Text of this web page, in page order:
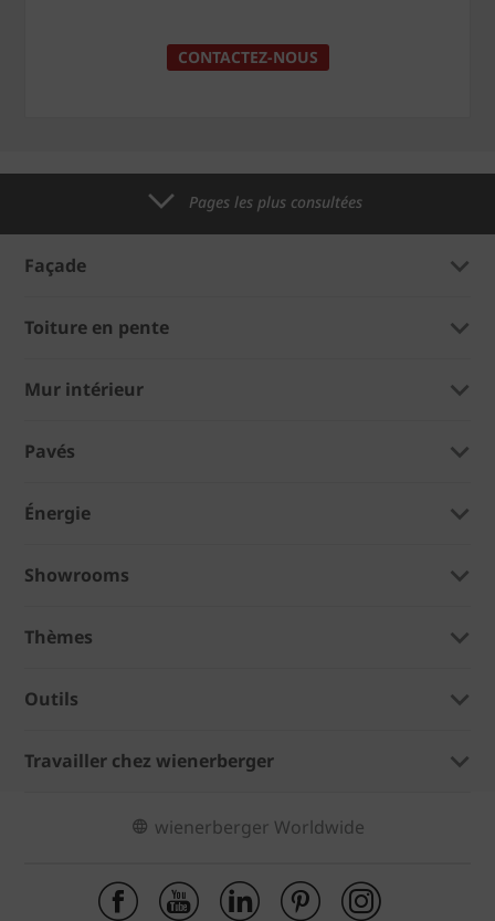
CONTACTEZ-NOUS
Pages les plus consultées
Façade
Toiture en pente
Mur intérieur
Pavés
Énergie
Showrooms
Thèmes
Outils
Travailler chez wienerberger
wienerberger Worldwide